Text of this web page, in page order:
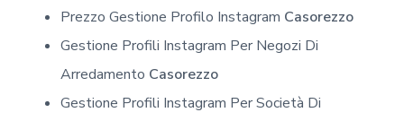
Prezzo Gestione Profilo Instagram Casorezzo
Gestione Profili Instagram Per Negozi Di
Arredamento Casorezzo
Gestione Profili Instagram Per Società Di